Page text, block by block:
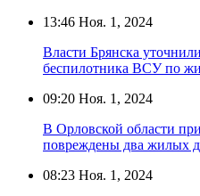
13:46 Ноя. 1, 2024
Власти Брянска
беспилотника ВСУ по
09:20 Ноя. 1, 2024
В Орловской области
повреждены два жилых
08:23 Ноя. 1, 2024